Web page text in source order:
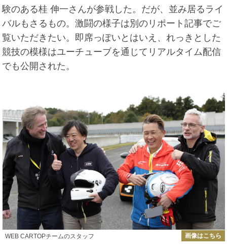
験のある桂 伸一さんが参戦した。だが、並み居るライ
バルもさるもの。激闘の様子は別のリポート記事でご
覧いただきたい。即席っぽいとはいえ、れっきとした
競技の模様はユーチューブを通じてリアルタイム配信
でも公開された。
WEB CARTOPチームのスタッフ 画像はこちら